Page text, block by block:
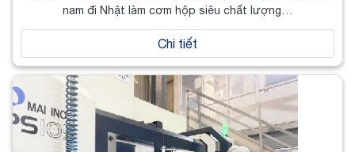
nam đi Nhật làm cơm hộp siêu chất lượng…
Chi tiết